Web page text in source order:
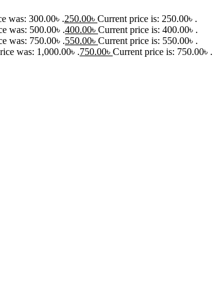
was: 300.00৳ .250.00৳ Current price is: 250.00৳ .
was: 500.00৳ .400.00৳ Current price is: 400.00৳ .
was: 750.00৳ .550.00৳ Current price is: 550.00৳ .
was: 1,000.00৳ .750.00৳ Current price is: 750.00৳ .